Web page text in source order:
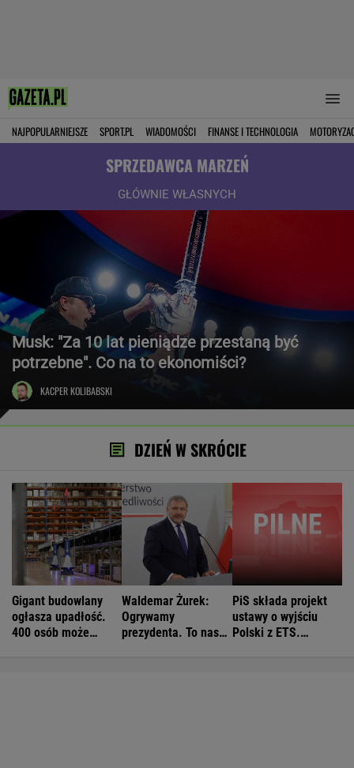
NAJPOPULARNIEJSZE SPORT.PL WIADOMOŚCI FINANSE I TECHNOLOGIA
SPRZEDAWCA MARZEŃ
GŁÓWNIE WŁASNYCH
Musk: "Za 10 lat pieniądze przestaną być
potrzebne". Co na to ekonomiści?
KACPER KOLIBABSKI
DZIEŃ W SKRÓCIE
Gigant budowlany
ogłasza upadłość.
400 osób może
Waldemar Żurek:
Ogrywamy
prezydenta. To nasz
PiS składa projekt
ustawy o wyjściu
Polski z ETS.